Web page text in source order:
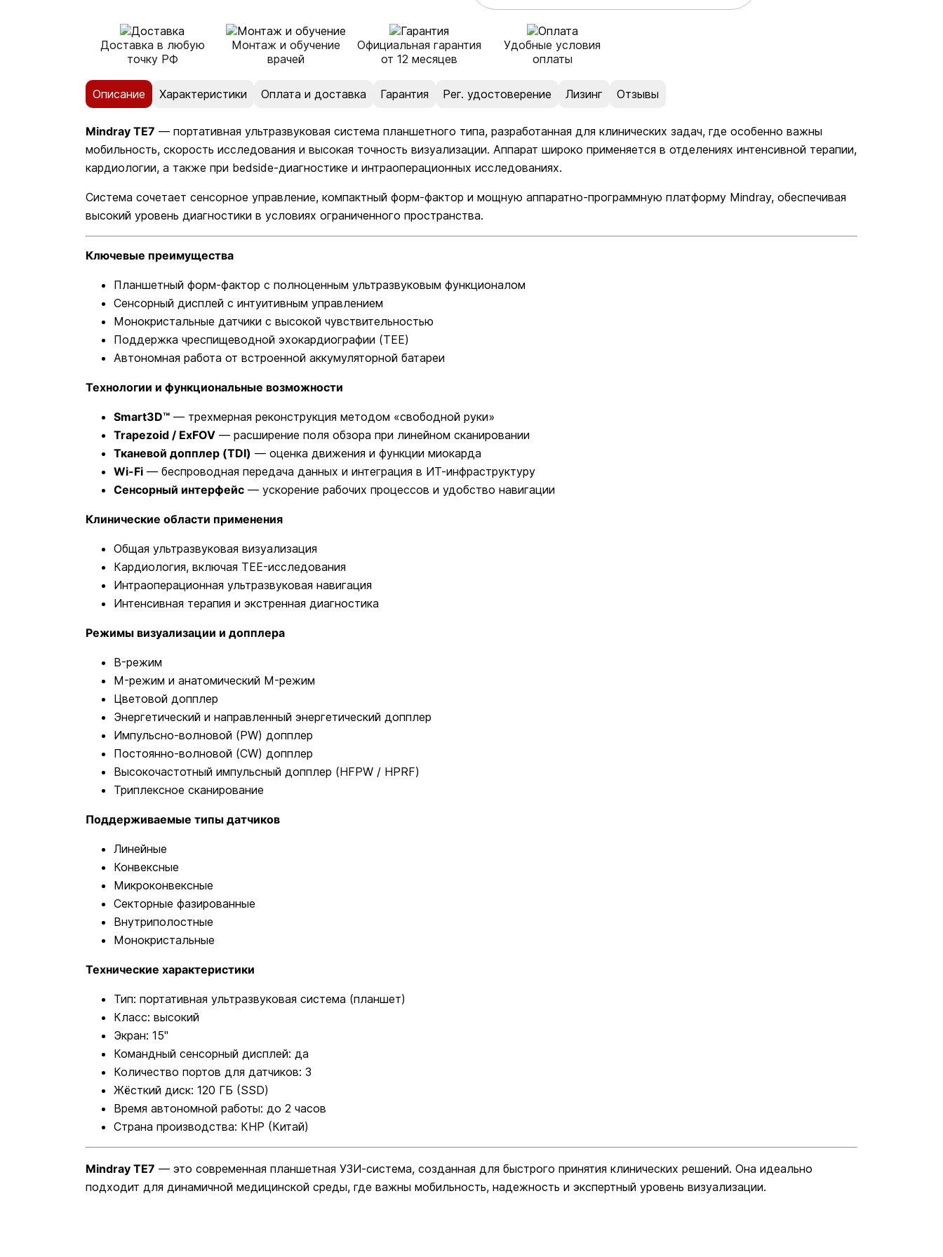
Доставка в любую
точку РФ
Монтаж и обучение
врачей
Официальная гарантия
от 12 месяцев
Удобные условия
оплаты
Описание Характеристики Оплата и доставка Гарантия Рег. удостоверение Лизинг Отзывы
Mindray TE7 — портативная ультразвуковая система планшетного типа, разработанная для клинических задач, где особенно важны
мобильность, скорость исследования и высокая точность визуализации. Аппарат широко применяется в отделениях интенсивной терапии,
кардиологии, а также при bedside-диагностике и интраоперационных исследованиях.
Система сочетает сенсорное управление, компактный форм-фактор и мощную аппаратно-программную платформу Mindray, обеспечивая
высокий уровень диагностики в условиях ограниченного пространства.
Ключевые преимущества
Планшетный форм-фактор с полноценным ультразвуковым функционалом
Сенсорный дисплей с интуитивным управлением
Монокристальные датчики с высокой чувствительностью
Поддержка чреспищеводной эхокардиографии (TEE)
Автономная работа от встроенной аккумуляторной батареи
Технологии и функциональные возможности
Smart3D™ — трехмерная реконструкция методом «свободной руки»
Trapezoid / ExFOV — расширение поля обзора при линейном сканировании
Тканевой допплер (TDI) — оценка движения и функции миокарда
Wi-Fi — беспроводная передача данных и интеграция в ИТ-инфраструктуру
Сенсорный интерфейс — ускорение рабочих процессов и удобство навигации
Клинические области применения
Общая ультразвуковая визуализация
Кардиология, включая TEE-исследования
Интраоперационная ультразвуковая навигация
Интенсивная терапия и экстренная диагностика
Режимы визуализации и допплера
B-режим
M-режим и анатомический M-режим
Цветовой допплер
Энергетический и направленный энергетический допплер
Импульсно-волновой (PW) допплер
Постоянно-волновой (CW) допплер
Высокочастотный импульсный допплер (HFPW / HPRF)
Триплексное сканирование
Поддерживаемые типы датчиков
Линейные
Конвексные
Микроконвексные
Секторные фазированные
Внутриполостные
Монокристальные
Технические характеристики
Тип: портативная ультразвуковая система (планшет)
Класс: высокий
Экран: 15"
Командный сенсорный дисплей: да
Количество портов для датчиков: 3
Жёсткий диск: 120 ГБ (SSD)
Время автономной работы: до 2 часов
Страна производства: КНР (Китай)
Mindray TE7 — это современная планшетная УЗИ-система, созданная для быстрого принятия клинических решений. Она идеально
подходит для динамичной медицинской среды, где важны мобильность, надежность и экспертный уровень визуализации.